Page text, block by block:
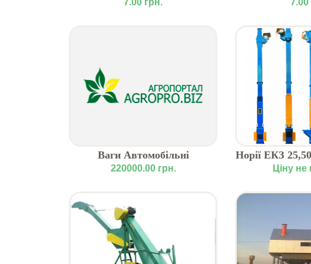
7.00 грн. 7.00
Ваги Автомобільні
220000.00 грн.
Норії ЕКЗ
Ціну не